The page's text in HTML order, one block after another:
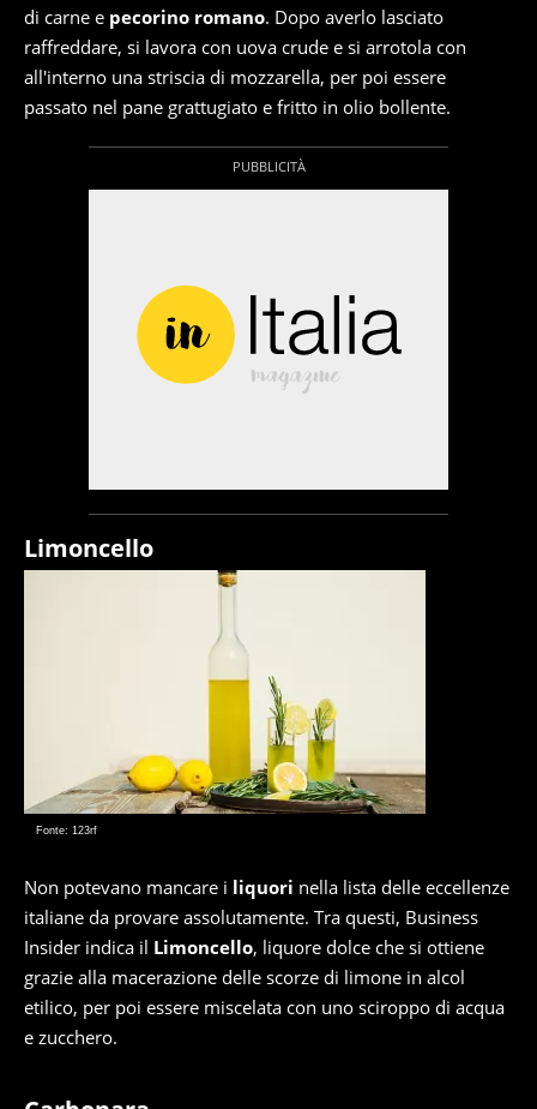
di carne e pecorino romano. Dopo averlo lasciato
raffreddare, si lavora con uova crude e si arrotola con
all'interno una striscia di mozzarella, per poi essere
passato nel pane grattugiato e fritto in olio bollente.
Limoncello
Fonte: 123rf
Non potevano mancare i liquori nella lista delle eccellenze
italiane da provare assolutamente. Tra questi, Business
Insider indica il Limoncello, liquore dolce che si ottiene
grazie alla macerazione delle scorze di limone in alcol
etilico, per poi essere miscelata con uno sciroppo di acqua
e zucchero.